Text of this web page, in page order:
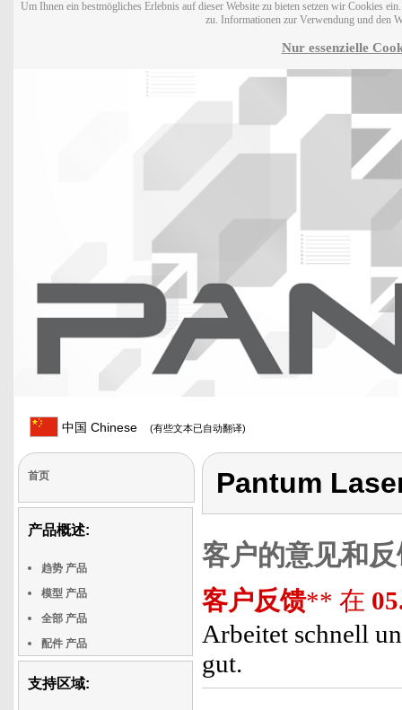
Um Ihnen ein bestmögliches Erlebnis auf dieser Website zu bieten setzen wir Cookies
zu. Informationen zur Verwendung und den
Nur essenzielle
中国 Chinese (有些文本已自动翻译)
首页
产品概述:
趋势 产品
模型 产品
全部 产品
配件 产品
支持区域:
Pantum
客户的意见和
客户反馈** 在
Arbeitet schnell
gut.